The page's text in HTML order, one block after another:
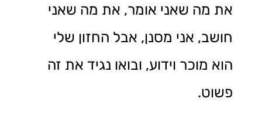
את מה שאני אומר, את מה שאני
חושב, אני מסנן, אבל החזון שלי
הוא מוכר וידוע, ובואו נגיד את זה
פשוט.